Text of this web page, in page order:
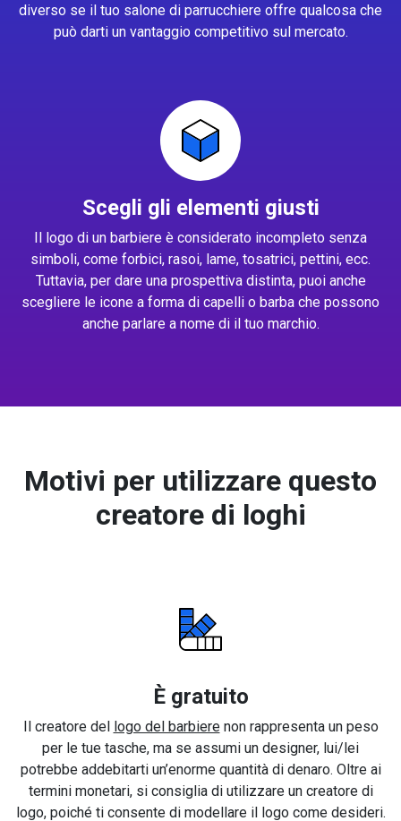
diverso se il tuo salone di parrucchiere offre qualcosa che
può darti un vantaggio competitivo sul mercato.
Scegli gli elementi giusti
Il logo di un barbiere è considerato incompleto senza
simboli, come forbici, rasoi, lame, tosatrici, pettini, ecc.
Tuttavia, per dare una prospettiva distinta, puoi anche
scegliere le icone a forma di capelli o barba che possono
anche parlare a nome di il tuo marchio.
Motivi per utilizzare questo
creatore di loghi
È gratuito
Il creatore del logo del barbierenon rappresenta un peso
per le tue tasche, ma se assumi un designer, lui/lei
potrebbe addebitarti un’enorme quantità di denaro. Oltre ai
termini monetari, si consiglia di utilizzare un creatore di
logo, poiché ti consente di modellare il logo come desideri.